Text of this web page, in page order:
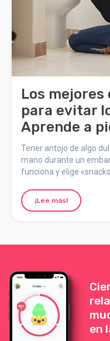
Los mejores
para evitar
Aprende a
cabeza
Tener antojo de algo
mano durante un
funciona y elige
¡Lee más!
en